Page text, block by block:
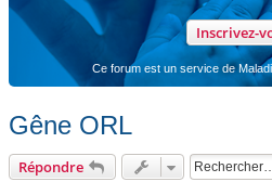
Inscrivez-
Ce forum est un service de
Gêne ORL
Répondre